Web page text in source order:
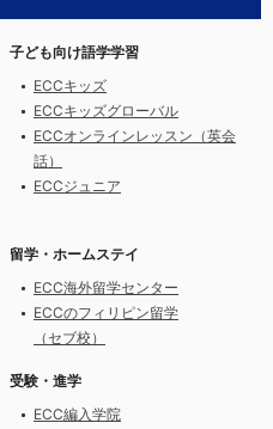
子ども向け語学学習
ECCキッズ
ECCキッズグローバル
ECCオンラインレッスン（英会
話）
ECCジュニア
留学・ホームステイ
ECC海外留学センター
ECCのフィリピン留学
（セブ校）
受験・進学
ECC編入学院